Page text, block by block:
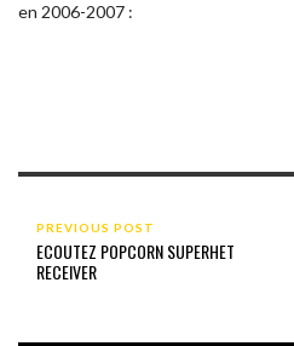
en 2006-2007 :
PREVIOUS POST
ECOUTEZ POPCORN SUPERHET
RECEIVER